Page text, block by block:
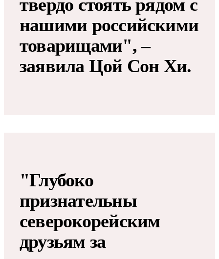
твердо стоять рядом с
нашими российскими
товарищами", –
заявила Цой Сон Хи.
"Глубоко
признательны
северокорейским
друзьям за